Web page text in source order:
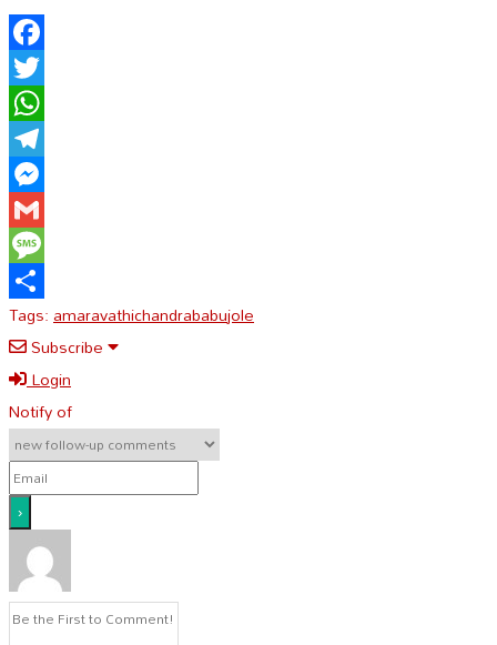
Facebook
Twitter
WhatsApp
Telegram
Messenger
Gmail
Message
Share
Tags:amaravathichandrababujole
Subscribe
Login
Notify of